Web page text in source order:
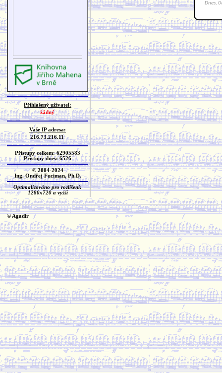
Přihlášený uživatel:
žádný
Vaše IP adresa:
216.73.216.11
Přístupy celkem: 62905583
Přístupy dnes: 6526
© 2004-2024
Ing. Ondřej Fuciman, Ph.D.
Optimalizováno pro rozlišení:
1280x720 a vyšší
© Agadir